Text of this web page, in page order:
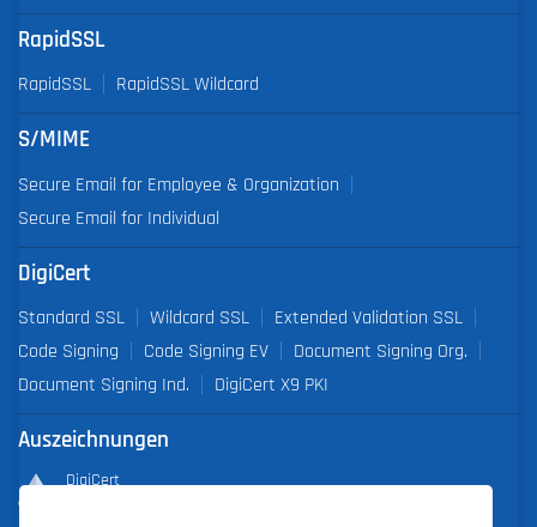
RapidSSL
RapidSSL RapidSSL Wildcard
S/MIME
Secure Email for Employee & Organization
Secure Email for Individual
DigiCert
Standard SSL Wildcard SSL
Extended Validation SSL
Code Signing
Code Signing EV
Document Signing Org.
Document Signing Ind.
DigiCert X9 PKI
Auszeichnungen
DigiCert